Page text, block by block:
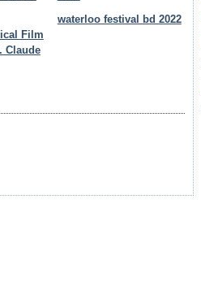
Film
Claude
waterloo festival bd 2022